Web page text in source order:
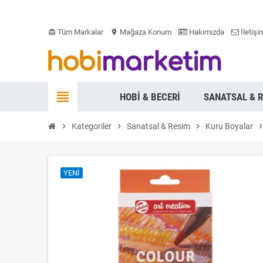
card_giftcard Tüm Markalar location_on Mağaza Konum Hakımızda
view_headline HOBI & BECERI SANATSAL &
chevron_right Kategoriler chevron_right Sanatsal & Resim chevron_right Kuru Boyalar chevron_right
YENI